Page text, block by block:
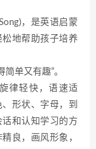
，是英语启蒙
地帮助孩子培养
单又有趣”。
律轻快，语速适
形状、字母，到
和认知学习的方
良，画风形象，